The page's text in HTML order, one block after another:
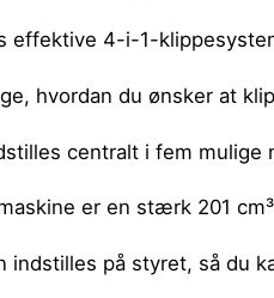
effektive 4-i-1-
hvordan du ønsker at
centralt i fem
er en stærk 201
indstilles på styret, så du